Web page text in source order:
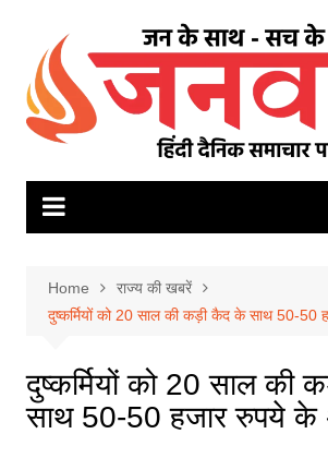
content
Home
राज्य की खबरें
दुष्कर्मियों को 20 साल की कड़ी कैद के साथ 50-50
दुष्कर्मियों को 20 साल की
साथ 50-50 हजार रुपये के